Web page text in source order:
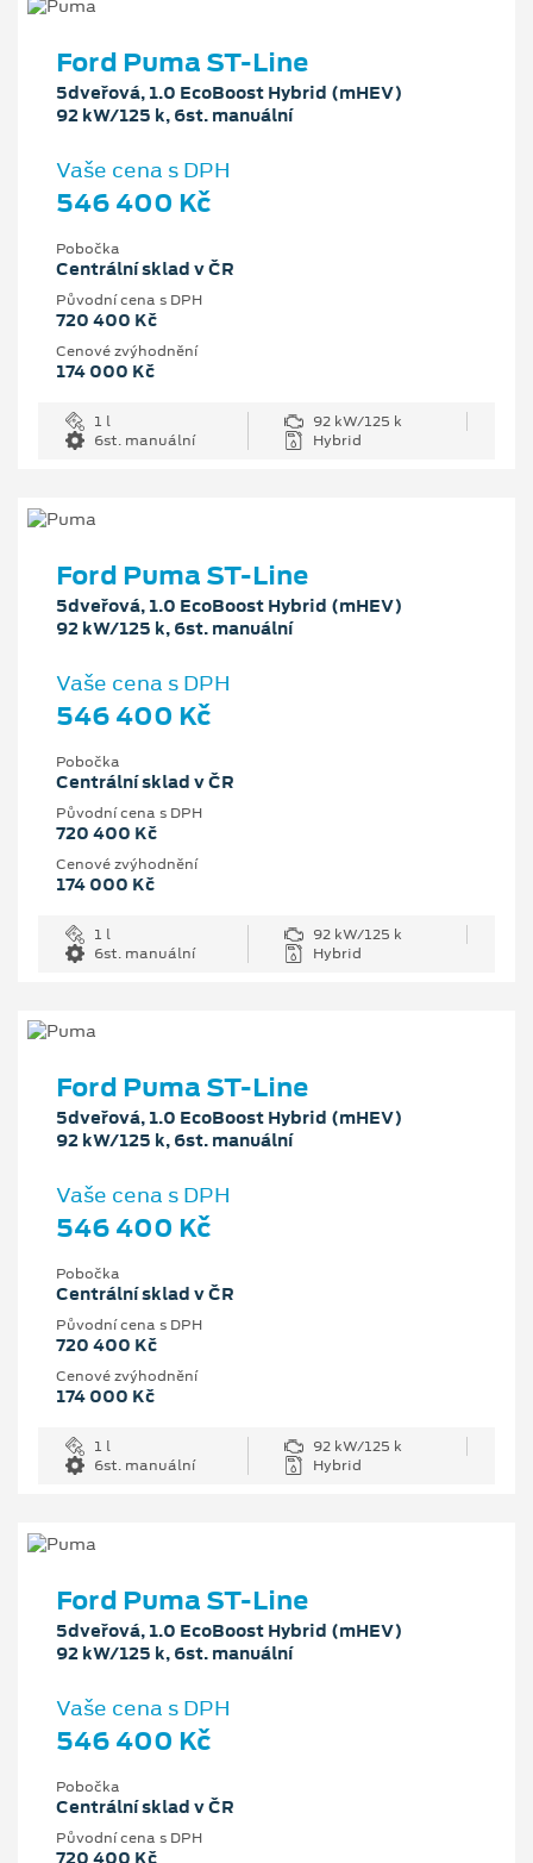
Ford Puma ST-Line
5dveřová, 1.0 EcoBoost Hybrid (mHEV)
92 kW/125 k, 6st. manuální
Vaše cena s DPH
546 400 Kč
Pobočka
Centrální sklad v ČR
Původní cena s DPH
720 400 Kč
Cenové zvýhodnění
174 000 Kč
1 l
92 kW/125 k
6st. manuální
Hybrid
Ford Puma ST-Line
5dveřová, 1.0 EcoBoost Hybrid (mHEV)
92 kW/125 k, 6st. manuální
Vaše cena s DPH
546 400 Kč
Pobočka
Centrální sklad v ČR
Původní cena s DPH
720 400 Kč
Cenové zvýhodnění
174 000 Kč
1 l
92 kW/125 k
6st. manuální
Hybrid
Ford Puma ST-Line
5dveřová, 1.0 EcoBoost Hybrid (mHEV)
92 kW/125 k, 6st. manuální
Vaše cena s DPH
546 400 Kč
Pobočka
Centrální sklad v ČR
Původní cena s DPH
720 400 Kč
Cenové zvýhodnění
174 000 Kč
1 l
92 kW/125 k
6st. manuální
Hybrid
Ford Puma ST-Line
5dveřová, 1.0 EcoBoost Hybrid (mHEV)
92 kW/125 k, 6st. manuální
Vaše cena s DPH
546 400 Kč
Pobočka
Centrální sklad v ČR
Původní cena s DPH